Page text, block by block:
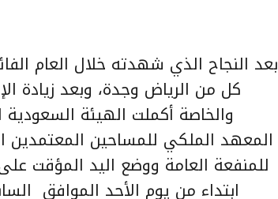
بعد النجاح الذي شهدته خلال العام
كل من الرياض وجدة، وبعد زيادة
والخاصة أكملت الهيئة السعودية
المعهد الملكي للمساحين المعتمدين
للمنفعة العامة ووضع اليد المؤقت
ابتداء من يوم الأحد الموافق